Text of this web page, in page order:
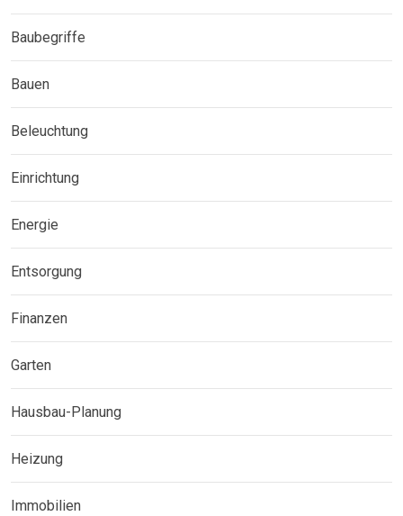
Baubegriffe
Bauen
Beleuchtung
Einrichtung
Energie
Entsorgung
Finanzen
Garten
Hausbau-Planung
Heizung
Immobilien